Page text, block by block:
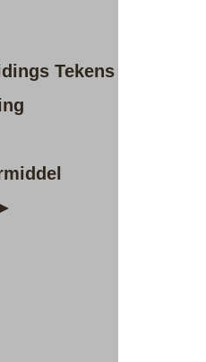
Tekens